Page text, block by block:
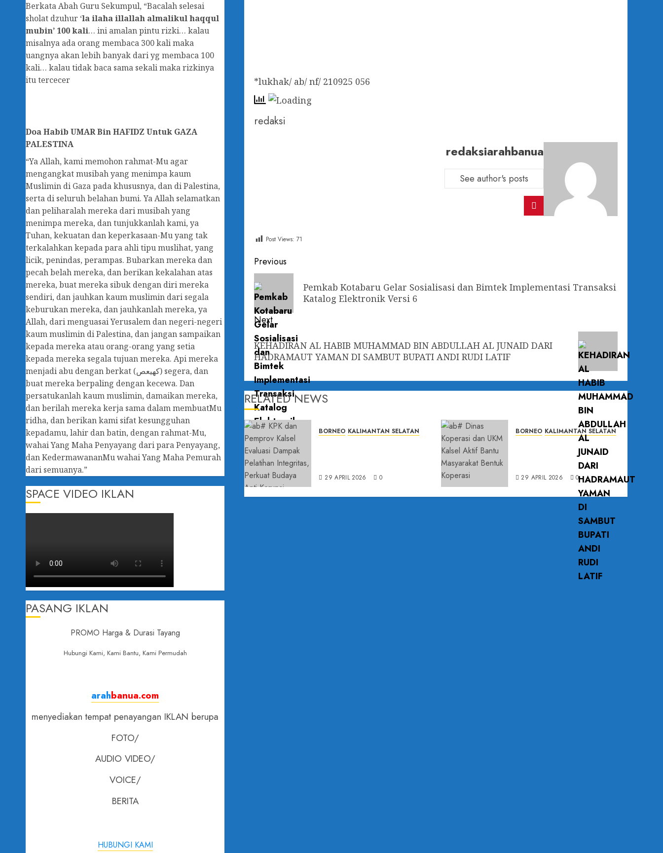
*lukhak/ ab/ nf/ 210925 056
redaksi
redaksiarahbanua
See author's posts
Post Views: 71
Previous
Pemkab Kotabaru Gelar Sosialisasi dan Bimtek Implementasi Transaksi
Katalog Elektronik Versi 6
Next
KEHADIRAN AL HABIB MUHAMMAD BIN ABDULLAH AL JUNAID DARI
HADRAMAUT YAMAN DI SAMBUT BUPATI ANDI RUDI LATIF
RELATED NEWS
BORNEO KALIMANTAN SELATAN
29 APRIL 2026 0
BORNEO KALIMANTAN SELATAN
Dinas Koperasi dan UKM Kalsel
Aktif Bantu Masyarakat Bentuk
29 APRIL 2026 0
Berkata Abah Guru Sekumpul, “Bacalah selesai
sholat dzuhur ‘la ilaha illallah almalikul haqqul
mubin’ 100 kali… ini amalan pintu rizki… kalau
misalnya ada orang membaca 300 kali maka
uangnya akan lebih banyak dari yg membaca 100
kali… kalau tidak baca sama sekali maka rizkinya
itu tercecer
DoaHabib UMAR Bin HAFIDZ Untuk GAZA
PALESTINA
“Ya Allah, kami memohon rahmat-Mu agar
mengangkat musibah yang menimpa kaum
Muslimin di Gaza pada khususnya, dan di Palestina,
serta di seluruh belahan bumi. Ya Allah selamatkan
dan peliharalah mereka dari musibah yang
menimpa mereka, dan tunjukkanlah kami, ya
Tuhan, kekuatan dan keperkasaan-Mu yang tak
terkalahkan kepada para ahli tipu muslihat, yang
licik, penindas, perampas. Bubarkan mereka dan
pecah belah mereka, dan berikan kekalahan atas
mereka, buat mereka sibuk dengan diri mereka
sendiri, dan jauhkan kaum muslimin dari segala
keburukan mereka, dan jauhkanlah mereka, ya
Allah, dari menguasai Yerusalem dan negeri-negeri
kaum muslimin di Palestina, dan jangan sampaikan
kepada mereka atau orang-orang yang setia
kepada mereka segala tujuan mereka. Api mereka
menjadi abu dengan berkat (كهيعص) segera, dan
buat mereka berpaling dengan kecewa. Dan
persatukanlah kaum muslimin, damaikan mereka,
dan berilah mereka kerja sama dalam membuatMu
ridha, dan berikan kami sifat kesungguhan
kepadamu, lahir dan batin, dengan rahmat-Mu,
wahai Yang Maha Penyayang dari para Penyayang,
dan KedermawananMu wahai Yang Maha Pemurah
dari semuanya.”
SPACE VIDEO IKLAN
PASANG IKLAN
PROMO Harga & Durasi Tayang
Hubungi Kami, Kami Bantu, Kami Permudah
arahbanua.com
menyediakan tempat penayangan IKLAN berupa
FOTO/
AUDIO VIDEO/
VOICE/
BERITA
HUBUNGI KAMI